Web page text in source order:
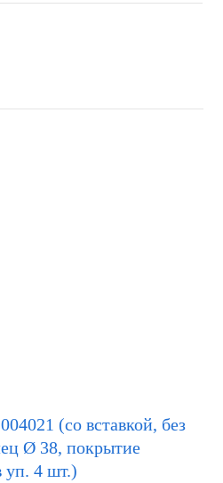
(со вставкой, без
Ø 38, покрытие
4 шт.)